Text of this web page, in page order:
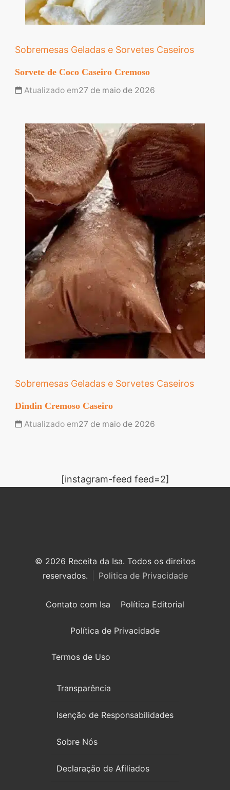
Sobremesas Geladas e Sorvetes Caseiros
Sorvete de Coco Caseiro Cremoso
Atualizado em27 de maio de 2026
Sobremesas Geladas e Sorvetes Caseiros
Dindin Cremoso Caseiro
Atualizado em27 de maio de 2026
[instagram-feed feed=2]
© 2026 Receita da Isa. Todos os direitos
reservados.
Politica de Privacidade
Contato com Isa Política Editorial
Política de Privacidade
Termos de Uso
Transparência
Isenção de Responsabilidades
Sobre Nós
Declaração de Afiliados